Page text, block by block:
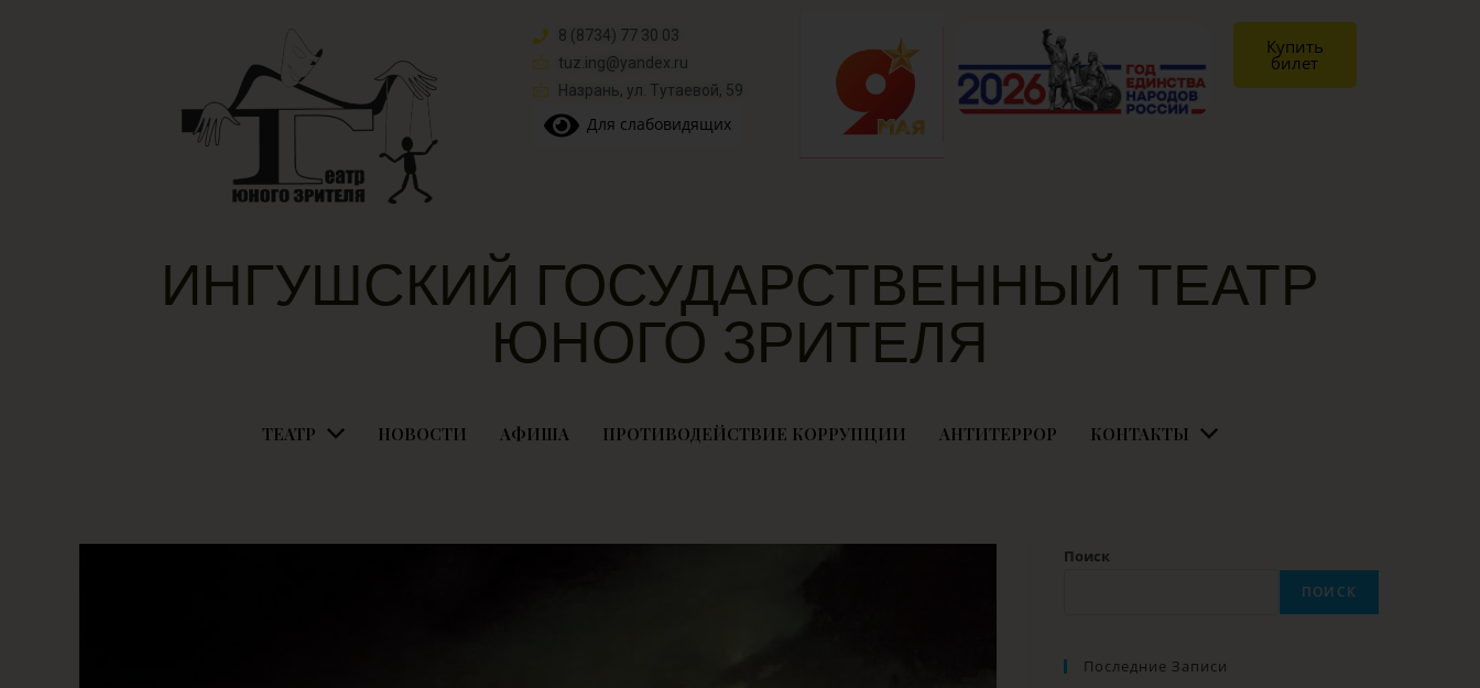
8 (8734) 77 30 03
tuz.ing@yandex.ru​
Назрань, ул. Тутаевой, 59
Для слабовидящих
Купить
билет
ИНГУШСКИЙ ГОСУДАРСТВЕННЫЙ ТЕАТР
ЮНОГО ЗРИТЕЛЯ
ТЕАТР НОВОСТИ АФИША ПРОТИВОДЕЙСТВИЕ КОРРУПЦИИ АНТИТЕРРОР КОНТАКТЫ
Поиск
ПОИСК
Последние Записи